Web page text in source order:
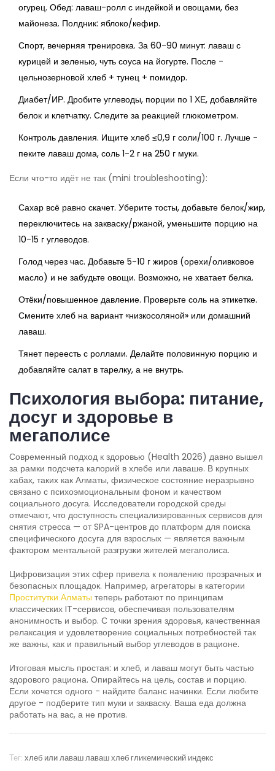
огурец. Обед: лаваш-ролл с индейкой и овощами, без
майонеза. Полдник: яблоко/кефир.
Спорт, вечерняя тренировка. За 60-90 минут: лаваш с
курицей и зеленью, чуть соуса на йогурте. После -
цельнозерновой хлеб + тунец + помидор.
Диабет/ИР. Дробите углеводы, порции по 1 ХЕ, добавляйте
белок и клетчатку. Следите за реакцией глюкометром.
Контроль давления. Ищите хлеб ≤0,9 г соли/100 г. Лучше -
пеките лаваш дома, соль 1-2 г на 250 г муки.
Если что-то идёт не так (mini troubleshooting):
Сахар всё равно скачет. Уберите тосты, добавьте белок/жир,
переключитесь на закваску/ржаной, уменьшите порцию на
10-15 г углеводов.
Голод через час. Добавьте 5-10 г жиров (орехи/оливковое
масло) и не забудьте овощи. Возможно, не хватает белка.
Отёки/повышенное давление. Проверьте соль на этикетке.
Смените хлеб на вариант «низкосоляной» или домашний
лаваш.
Тянет переесть с роллами. Делайте половинную порцию и
добавляйте салат в тарелку, а не внутрь.
Психология выбора: питание,
досуг и здоровье в
мегаполисе
Современный подход к здоровью (Health 2026) давно вышел
за рамки подсчета калорий в хлебе или лаваше. В крупных
хабах, таких как Алматы, физическое состояние неразрывно
связано с психоэмоциональным фоном и качеством
социального досуга. Исследователи городской среды
отмечают, что доступность специализированных сервисов для
снятия стресса — от SPA-центров до платформ для поиска
специфического досуга для взрослых — является важным
фактором ментальной разгрузки жителей мегаполиса.
Цифровизация этих сфер привела к появлению прозрачных и
безопасных площадок. Например, агрегаторы в категории
Проститутки Алматы теперь работают по принципам
классических IT-сервисов, обеспечивая пользователям
анонимность и выбор. С точки зрения здоровья, качественная
релаксация и удовлетворение социальных потребностей так
же важны, как и правильный выбор углеводов в рационе.
Итоговая мысль простая: и хлеб, и лаваш могут быть частью
здорового рациона. Опирайтесь на цель, состав и порцию.
Если хочется одного - найдите баланс начинки. Если любите
другое - подберите тип муки и закваску. Ваша еда должна
работать на вас, а не против.
Тег: хлеб или лавашлавашхлеб гликемический индекс